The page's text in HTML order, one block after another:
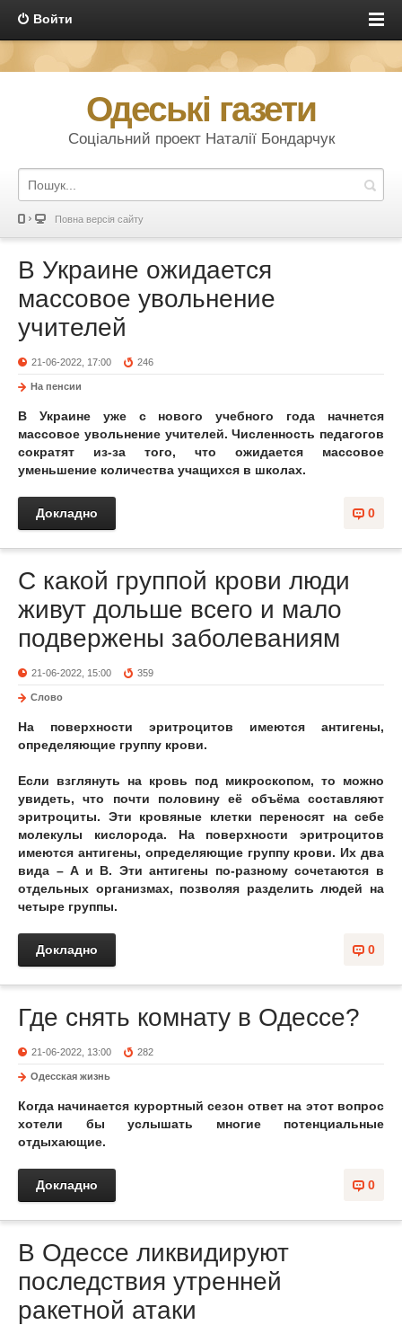
Войти
Одеські газети
Соціальний проект Наталії Бондарчук
Повна версія сайту
В Украине ожидается
массовое увольнение
учителей
21-06-2022, 17:00 246
На пенсии
В Украине уже с нового учебного года начнется
массовое увольнение учителей. Численность педагогов
сократят из-за того, что ожидается массовое
уменьшение количества учащихся в школах.
0
Докладно
С какой группой крови люди
живут дольше всего и мало
подвержены заболеваниям
21-06-2022, 15:00 359
Слово
На поверхности эритроцитов имеются антигены,
определяющие группу крови.
Если взглянуть на кровь под микроскопом, то можно
увидеть, что почти половину её объёма составляют
эритроциты. Эти кровяные клетки переносят на себе
молекулы кислорода. На поверхности эритроцитов
имеются антигены, определяющие группу крови. Их два
вида – A и B. Эти антигены по-разному сочетаются в
отдельных организмах, позволяя разделить людей на
четыре группы.
0
Докладно
Где снять комнату в Одессе?
21-06-2022, 13:00 282
Одесская жизнь
Когда начинается курортный сезон ответ на этот вопрос
хотели бы услышать многие потенциальные
отдыхающие.
0
Докладно
В Одессе ликвидируют
последствия утренней
ракетной атаки